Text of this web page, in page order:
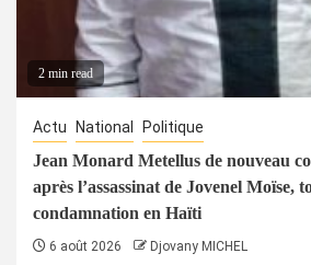
2 min read
Actu National Politique
Jean Monard Metellus de nouveau
après l’assassinat de Jovenel Moïse,
condamnation en Haïti
6 août 2026 Djovany MICHEL